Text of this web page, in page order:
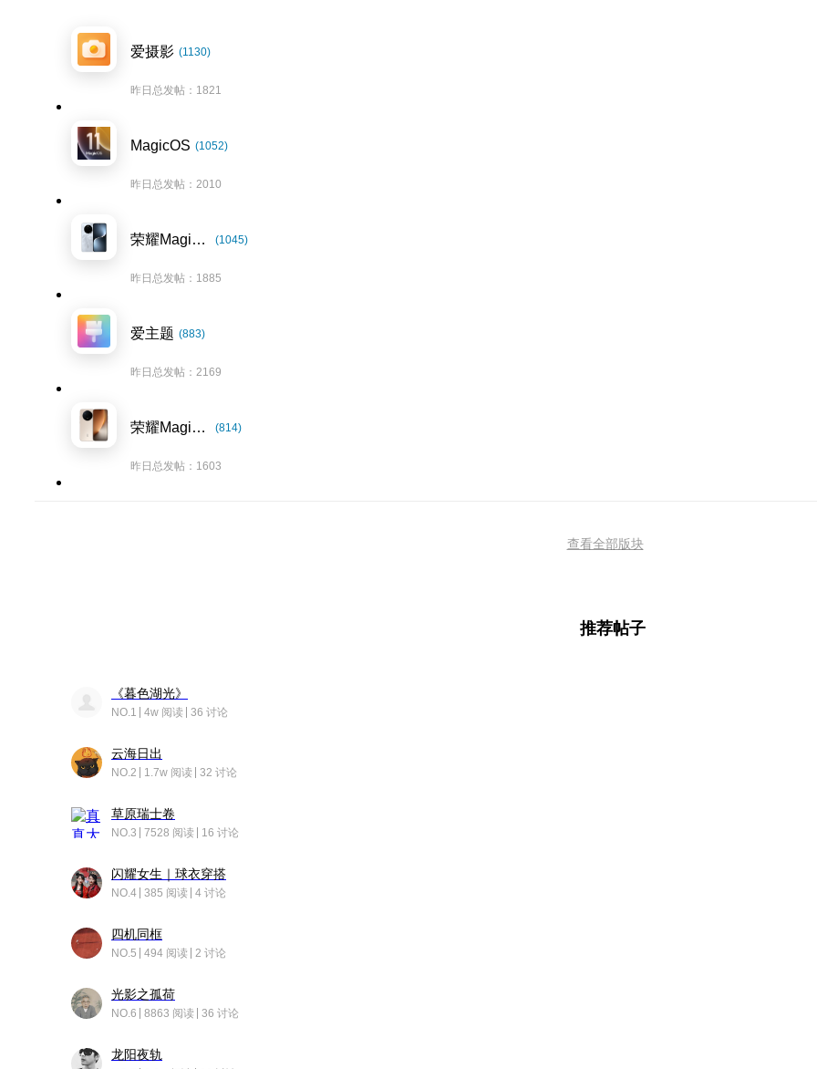
爱摄影 (1130)
昨日总发帖：1821
MagicOS (1052)
昨日总发帖：2010
荣耀Magic7系列 (1045)
昨日总发帖：1885
爱主题 (883)
昨日总发帖：2169
荣耀Magic8系列 (814)
昨日总发帖：1603
查看全部版块
推荐帖子
《暮色湖光》
NO.1 4w 阅读 36 讨论
云海日出
NO.2 1.7w 阅读 32 讨论
草原瑞士卷
NO.3 7528 阅读 16 讨论
闪耀女生｜球衣穿搭
NO.4 385 阅读 4 讨论
四机同框
NO.5 494 阅读 2 讨论
光影之孤荷
NO.6 8863 阅读 36 讨论
龙阳夜轨